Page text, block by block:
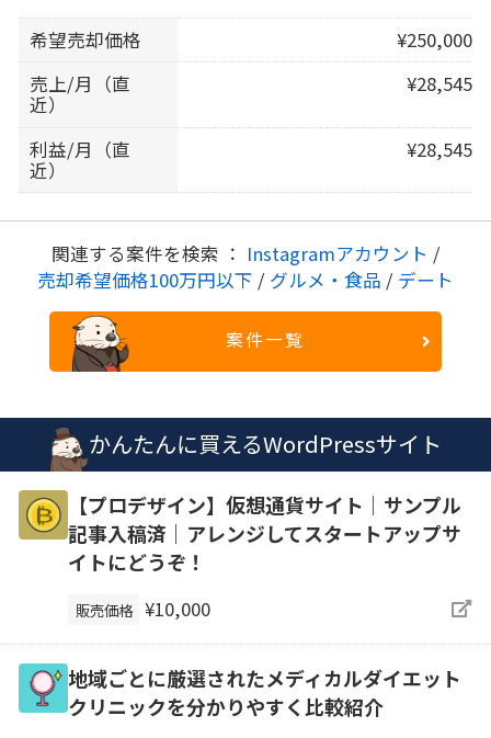
希望売却価格
¥250,000
売上/月（直
近）
¥28,545
利益/月（直
近）
¥28,545
関連する案件を検索 ： Instagramアカウント /
売却希望価格100万円以下 / グルメ・食品 / デート
案件一覧
かんたんに買えるWordPressサイト
【プロデザイン】仮想通貨サイト｜サンプル
記事入稿済｜アレンジしてスタートアップサ
イトにどうぞ！
販売価格 ¥10,000
地域ごとに厳選されたメディカルダイエット
クリニックを分かりやすく比較紹介